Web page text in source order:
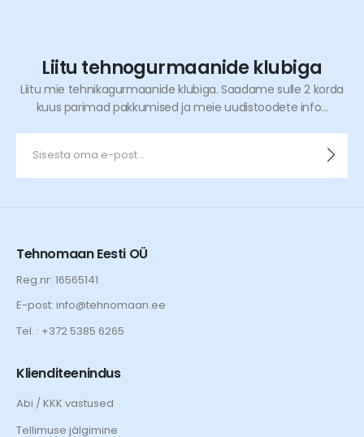
Liitu tehnogurmaanide klubiga
Liitu mie tehnikagurmaanide klubiga. Saadame sulle 2 korda
kuus parimad pakkumised ja meie uudistoodete info...
Tehnomaan Eesti OÜ
Reg.nr: 16565141
E-post: info@tehnomaan.ee
Tel. : +372 5385 6265
Klienditeenindus
Abi / KKK vastused
Tellimuse jälgimine